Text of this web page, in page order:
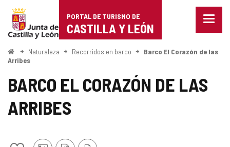
Portal
de
Turismo
de
Castilla
PORTAL DE TURISMO DE
CASTILLA Y LEÓN
Menu
InicioNaturaleza Recorridos en barco
Barco El Corazón de las
Arribes
BARCO EL CORAZÓN DE LAS
ARRIBES